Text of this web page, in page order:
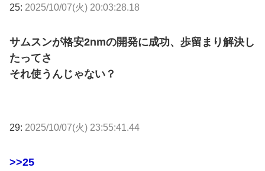
25: 2025/10/07(火) 20:03:28.18
サムスンが格安2nmの開発に成功、歩留まり解決し
たってさ
それ使うんじゃない？
29: 2025/10/07(火) 23:55:41.44
>>25